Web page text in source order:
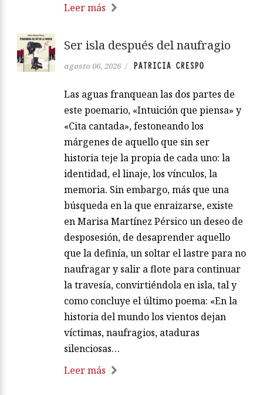
Leer más
Ser isla después del naufragio
agosto 06, 2026 / PATRICIA CRESPO
Las aguas franquean las dos partes de
este poemario, «Intuición que piensa» y
«Cita cantada», festoneando los
márgenes de aquello que sin ser
historia teje la propia de cada uno: la
identidad, el linaje, los vínculos, la
memoria. Sin embargo, más que una
búsqueda en la que enraizarse, existe
en Marisa Martínez Pérsico un deseo de
desposesión, de desaprender aquello
que la definía, un soltar el lastre para no
naufragar y salir a flote para continuar
la travesía, convirtiéndola en isla, tal y
como concluye el último poema: «En la
historia del mundo los vientos dejan
víctimas, naufragios, ataduras
silenciosas…
Leer más